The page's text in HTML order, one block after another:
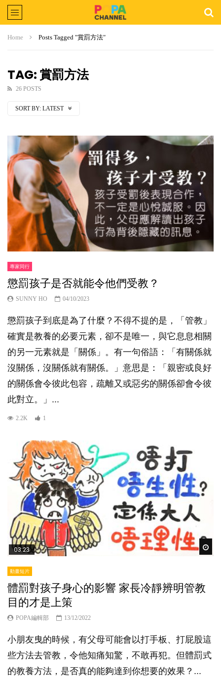
Home Posts Tagged "賞罰方法"
TAG: 賞罰方法
26 POSTS
SORT BY: LATEST
專家同行
懲罰孩子是否就能令他們受教？
SUNNY HO 04/10/2023
懲罰孩子到底是為了什麼？不得不提的是，「管教」
確實是教養的必要元素，卻不是唯一，與它息息相關
的另一元素就是「關係」。有一句俗語：「有關係就
沒關係，沒關係就有關係。」意思是：「親密或良好
的關係會令彼此包容，疏離又或惡劣的關係卻會令彼
此對立。」...
2.2K 1
03:23
動畫短片
體罰對孩子身心的影響 家長冷靜辨明管教
目的才是上策
POPA編輯部 13/12/2022
小朋友曳的時候，有父母可能會以打手板、打屁股這
些方法去管教，令他知痛知驚，不敢再犯。但體罰式
的教養方法，是否真的能夠達到你想要的效果？...